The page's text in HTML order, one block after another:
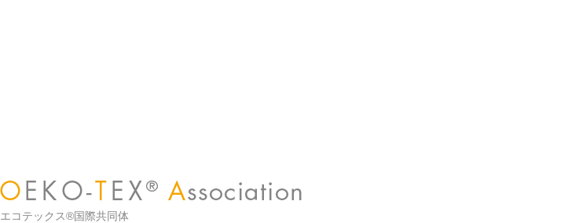
エコテックス®国際共同体